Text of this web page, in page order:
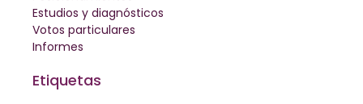
Estudios y diagnósticos
Votos particulares
Informes
Etiquetas